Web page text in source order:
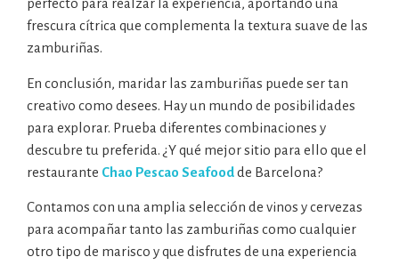
perfecto para realzar la experiencia, aportando una
frescura cítrica que complementa la textura suave de las
zamburiñas.
En conclusión, maridar las zamburiñas puede ser tan
creativo como desees. Hay un mundo de posibilidades
para explorar. Prueba diferentes combinaciones y
descubre tu preferida. ¿Y qué mejor sitio para ello que el
restaurante Chao Pescao Seafoodde Barcelona?
Contamos con una amplia selección de vinos y cervezas
para acompañar tanto las zamburiñas como cualquier
otro tipo de marisco y que disfrutes de una experiencia